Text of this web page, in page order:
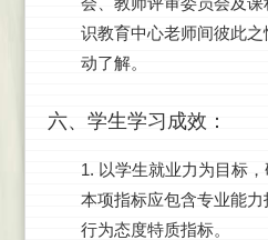
识教育中心老师间彼此
动了解。
六、学生学习成效：
1. 以学生就业力为目标
本项指标应包含专业能
行为态度特质指标。